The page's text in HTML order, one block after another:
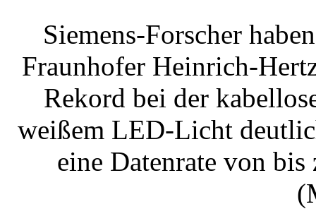
Siemens-Forscher
Fraunhofer Heinrich-
Rekord bei der
weißem LED-Licht
eine Datenrate von